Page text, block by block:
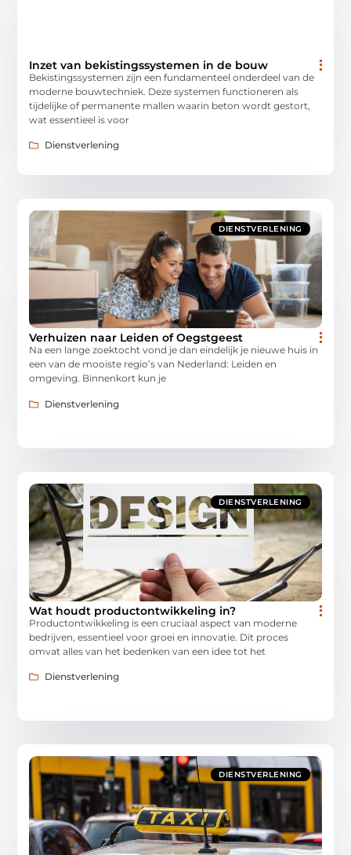
Inzet van bekistingssystemen in de bouw
Bekistingssystemen zijn een fundamenteel onderdeel van de
moderne bouwtechniek. Deze systemen functioneren als
tijdelijke of permanente mallen waarin beton wordt gestort,
wat essentieel is voor
Dienstverlening
DIENSTVERLENING
Verhuizen naar Leiden of Oegstgeest
Na een lange zoektocht vond je dan eindelijk je nieuwe huis in
een van de mooiste regio’s van Nederland: Leiden en
omgeving. Binnenkort kun je
Dienstverlening
DIENSTVERLENING
Wat houdt productontwikkeling in?
Productontwikkeling is een cruciaal aspect van moderne
bedrijven, essentieel voor groei en innovatie. Dit proces
omvat alles van het bedenken van een idee tot het
Dienstverlening
DIENSTVERLENING